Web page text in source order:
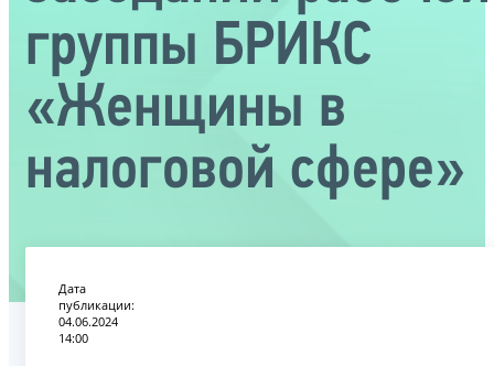
группы БРИКС
«Женщины в
налоговой сфере»
Дата
публикации:
04.06.2024
14:00